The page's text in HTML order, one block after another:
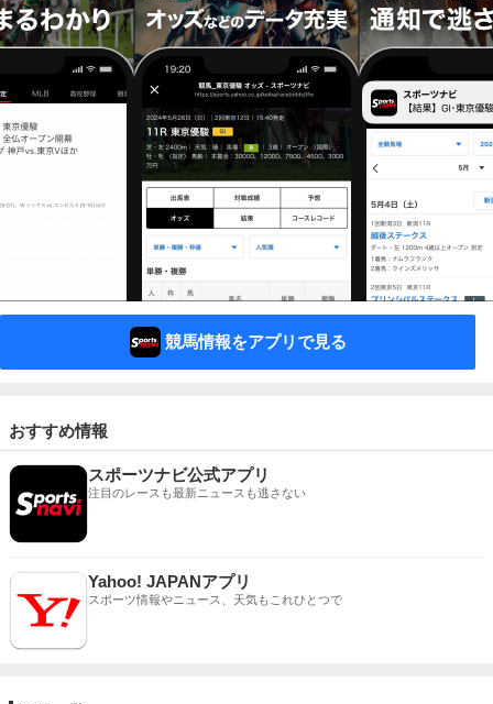
競馬情報をアプリで見る
おすすめ情報
スポーツナビ公式アプリ
注目のレースも最新ニュースも逃さない
Yahoo! JAPANアプリ
スポーツ情報やニュース、天気もこれひとつで